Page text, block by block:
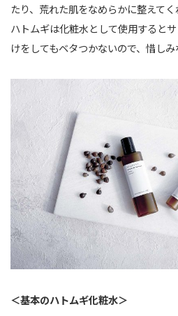
たり、荒れた肌をなめらかに整えてく
ハトムギは化粧水として使用すると
けをしてもベタつかないので、惜しみ
＜基本のハトムギ化粧水＞